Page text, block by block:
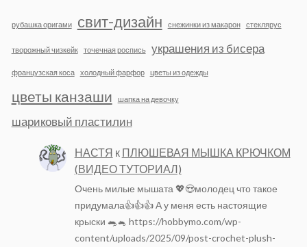
рубашка оригами свит-дизайн снежинки из макарон стеклярус
творожный чизкейк точечная роспись украшения из бисера
французская коса холодный фарфор цветы из одежды
цветы канзаши шапка на девочку
шариковый пластилин
НАСТЯ к ПЛЮШЕВАЯ МЫШКА КРЮЧКОМ
(ВИДЕО ТУТОРИАЛ)
Очень милые мышата 💖😍молодец что такое
придумала👍👍👍 А у меня есть настоящие
крыски 🐀🐁 https://hobbymo.com/wp-
content/uploads/2025/09/post-crochet-plush-